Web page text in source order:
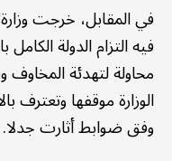
في المقابل، خرجت
فيه التزام الدولة
محاولة لتهدئة المخاوف
الوزارة موقفها وتعترف
وفق ضوابط أثارت جدلا.